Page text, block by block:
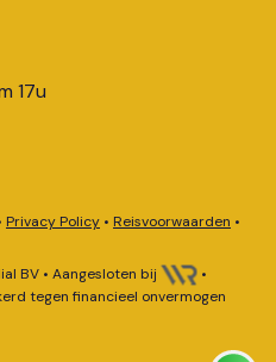
17u
Privacy Policy • Reisvoorwaarden •
BV • Aangesloten bij
•
tegen financieel onvermogen